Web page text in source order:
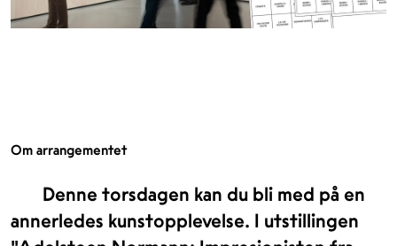
Om arrangementet
Denne torsdagen kan du bli med på en
annerledes kunstopplevelse. I utstillingen